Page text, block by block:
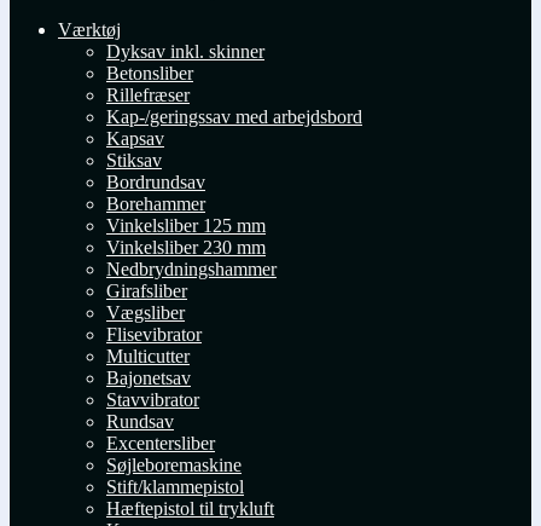
Værktøj
Dyksav inkl. skinner
Betonsliber
Rillefræser
Kap-/geringssav med arbejdsbord
Kapsav
Stiksav
Bordrundsav
Borehammer
Vinkelsliber 125 mm
Vinkelsliber 230 mm
Nedbrydningshammer
Girafsliber
Vægsliber
Flisevibrator
Multicutter
Bajonetsav
Stavvibrator
Rundsav
Excentersliber
Søjleboremaskine
Stift/klammepistol
Hæftepistol til trykluft